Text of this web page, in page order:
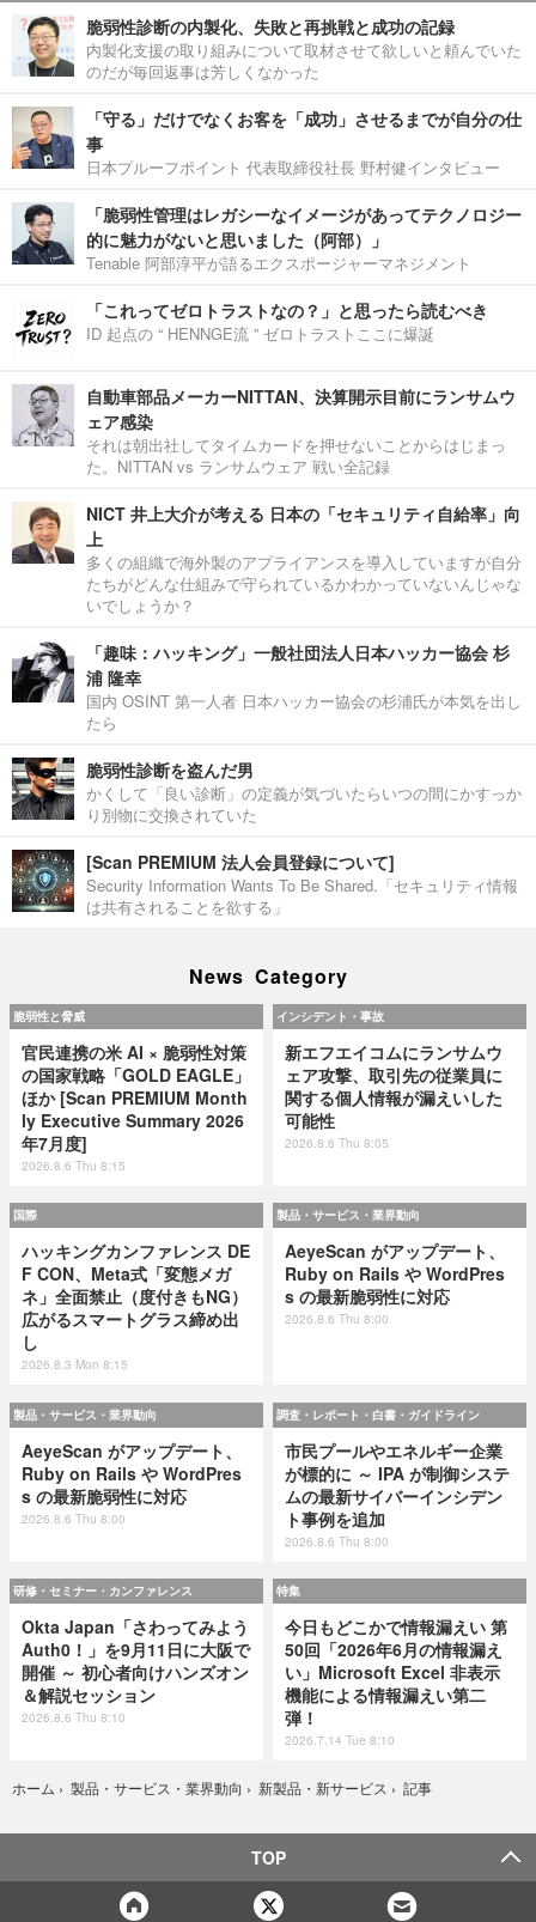
脆弱性診断の内製化、失敗と再挑戦と成功の記録
内製化支援の取り組みについて取材させて欲しいと頼んでいた
のだが毎回返事は芳しくなかった
「守る」だけでなくお客を「成功」させるまでが自分の仕
事
日本プルーフポイント 代表取締役社長 野村健インタビュー
「脆弱性管理はレガシーなイメージがあってテクノロジー
的に魅力がないと思いました（阿部）」
Tenable 阿部淳平が語るエクスポージャーマネジメント
「これってゼロトラストなの？」と思ったら読むべき
ID 起点の “ HENNGE流 ” ゼロトラストここに爆誕
自動車部品メーカーNITTAN、決算開示目前にランサムウ
ェア感染
それは朝出社してタイムカードを押せないことからはじまっ
た。NITTAN vs ランサムウェア 戦い全記録
NICT 井上大介が考える 日本の「セキュリティ自給率」向
上
多くの組織で海外製のアプライアンスを導入していますが自分
たちがどんな仕組みで守られているかわかっていないんじゃな
いでしょうか？
「趣味：ハッキング」一般社団法人日本ハッカー協会 杉
浦 隆幸
国内 OSINT 第一人者 日本ハッカー協会の杉浦氏が本気を出し
たら
脆弱性診断を盗んだ男
かくして「良い診断」の定義が気づいたらいつの間にかすっか
り別物に交換されていた
[Scan PREMIUM 法人会員登録について]
Security Information Wants To Be Shared.「セキュリティ情報
は共有されることを欲する」
News Category
脆弱性と脅威
官民連携の米 AI × 脆弱性対策
の国家戦略「GOLD EAGLE」
ほか [Scan PREMIUM Month
ly Executive Summary 2026
年7月度]
2026.8.6 Thu 8:15
インシデント・事故
新エフエイコムにランサムウ
ェア攻撃、取引先の従業員に
関する個人情報が漏えいした
可能性
2026.8.6 Thu 8:05
国際
ハッキングカンファレンス DE
F CON、Meta式「変態メガ
ネ」全面禁止（度付きもNG）
広がるスマートグラス締め出
し
2026.8.3 Mon 8:15
製品・サービス・業界動向
AeyeScan がアップデート、
Ruby on Rails や WordPres
s の最新脆弱性に対応
2026.8.6 Thu 8:00
製品・サービス・業界動向
AeyeScan がアップデート、
Ruby on Rails や WordPres
s の最新脆弱性に対応
2026.8.6 Thu 8:00
調査・レポート・白書・ガイドライン
市民プールやエネルギー企業
が標的に ～ IPA が制御システ
ムの最新サイバーインシデン
ト事例を追加
2026.8.6 Thu 8:00
研修・セミナー・カンファレンス
Okta Japan「さわってみよう
Auth0！」を9月11日に大阪で
開催 ～ 初心者向けハンズオン
＆解説セッション
2026.8.6 Thu 8:10
特集
今日もどこかで情報漏えい 第
50回「2026年6月の情報漏え
い」Microsoft Excel 非表示
機能による情報漏えい第二
弾！
2026.7.14 Tue 8:10
ホーム › 製品・サービス・業界動向 › 新製品・新サービス › 記事
TOP